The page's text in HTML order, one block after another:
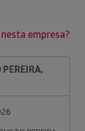
empresa?